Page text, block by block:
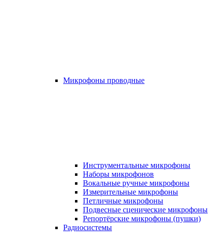
Микрофоны проводные
Инструментальные микрофоны
Наборы микрофонов
Вокальные ручные микрофоны
Измерительные микрофоны
Петличные микрофоны
Подвесные сценические микрофоны
Репортёрские микрофоны (пушки)
Радиосистемы